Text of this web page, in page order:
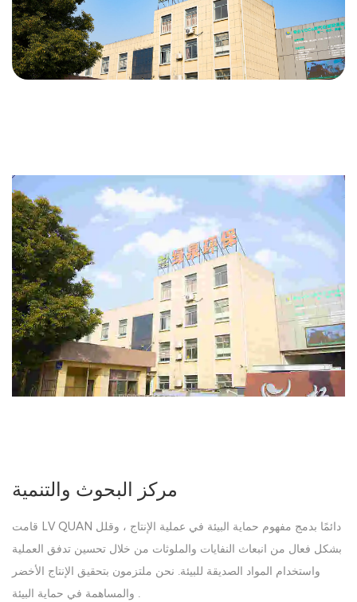
مركز البحوث والتنمية
قامت LV QUAN دائمًا بدمج مفهوم حماية البيئة في عملية الإنتاج ، وقلل
بشكل فعال من انبعاث النفايات والملوثات من خلال تحسين تدفق العملية
واستخدام المواد الصديقة للبيئة. نحن ملتزمون بتحقيق الإنتاج الأخضر
والمساهمة في حماية البيئة .